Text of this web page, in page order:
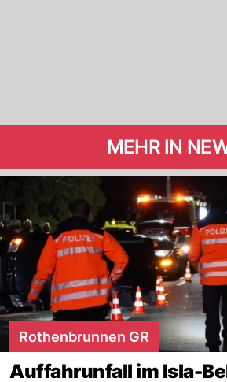
MEHR IN
Rothenbrunnen GR
Auffahrunfall im Isla-